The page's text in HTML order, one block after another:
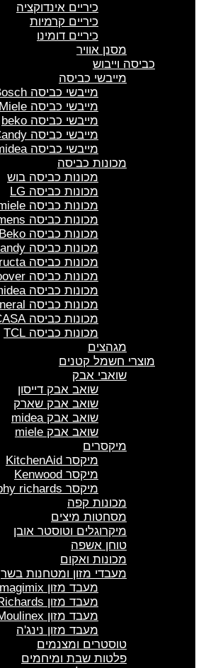
כיריים אינדוקציה
כיריים קרמיות
כיריים דומינו
מסנן אוויר
כביסה וייבוש
מייבשי כביסה
מייבשי כביסה Bosch
מייבשי כביסה Miele
מייבשי כביסה beko
מייבשי כביסה Candy
מייבשי כביסה midea
מכונות כביסה
מכונות כביסה בוש
מכונות כביסה LG
מכונות כביסה miele
מכונות כביסה Siemens
מכונות כביסה Beko
מכונות כביסה Candy
מכונות כביסה Constructa
מכונות כביסה Hoover
מכונות כביסה midea
מכונות כביסה general
מכונות כביסה LACASA
מכונות כביסה TCL
מגהצים
מוצרי חשמל קטנים
שואבי אבק
שואב אבק דייסון
שואב אבק שארק
שואב אבק midea
שואב אבק miele
מיקסרים
מיקסר KitchenAid
מיקסר Kenwood
מיקסר morphy richards
מכונות קפה
מסחטות מיצים
מיקרוגלים וטוסטר אובן
טוחן אשפה
מכונות ואקום
מעבדי מזון ומטחנות בשר
מעבד מזון magimix
מעבד מזון Morphy Richards
מעבד מזון Moulinex
מעבד מזון נינג'ה
טוסטרים ומצנמים
פלטות שבת ומיחמים